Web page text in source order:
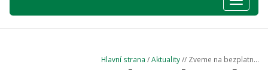
nabídka
Hlavní strana /Aktuality// Zveme na bezplatn...